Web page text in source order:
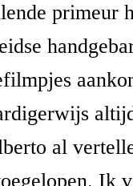
primeur
al
Ik